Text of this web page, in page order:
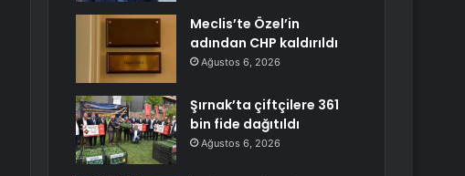
Meclis’te Özel’in
adından CHP kaldırıldı
Ağustos 6, 2026
Şırnak’ta çiftçilere 361
bin fide dağıtıldı
Ağustos 6, 2026